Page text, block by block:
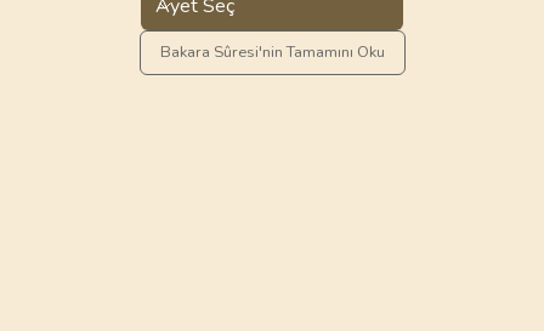
Ayet Seç
Bakara Sûresi'nin Tamamını Oku